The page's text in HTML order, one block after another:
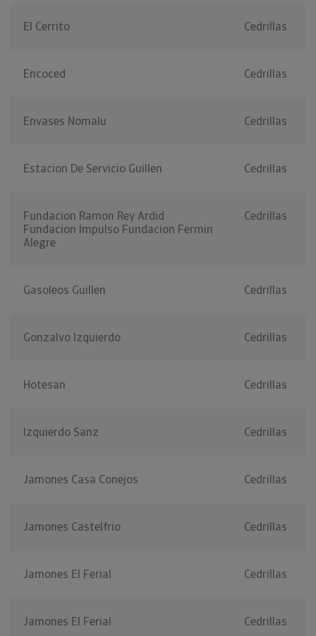
El Cerrito Cedrillas
Encoced Cedrillas
Envases Nomalu Cedrillas
Estacion De Servicio Guillen Cedrillas
Fundacion Ramon Rey Ardid
Fundacion Impulso Fundacion Fermin
Alegre
Cedrillas
Gasoleos Guillen Cedrillas
Gonzalvo Izquierdo Cedrillas
Hotesan Cedrillas
Izquierdo Sanz Cedrillas
Jamones Casa Conejos Cedrillas
Jamones Castelfrio Cedrillas
Jamones El Ferial Cedrillas
Jamones El Ferial Cedrillas